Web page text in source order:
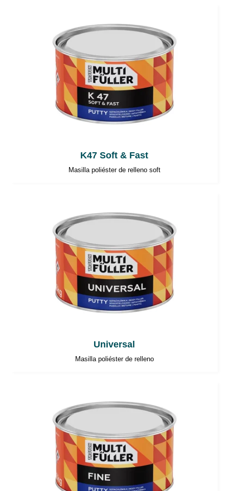
K47 Soft & Fast
Masilla poliéster de relleno soft
Universal
Masilla poliéster de relleno